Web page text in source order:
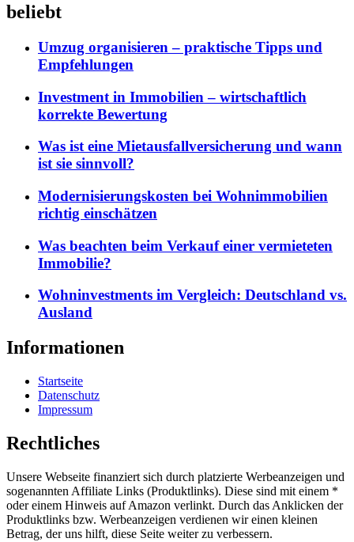
beliebt
Umzug organisieren – praktische Tipps und
Empfehlungen
Investment in Immobilien – wirtschaftlich
korrekte Bewertung
Was ist eine Mietausfallversicherung und wann
ist sie sinnvoll?
Modernisierungskosten bei Wohnimmobilien
richtig einschätzen
Was beachten beim Verkauf einer vermieteten
Immobilie?
Wohninvestments im Vergleich: Deutschland vs.
Ausland
Informationen
Startseite
Datenschutz
Impressum
Rechtliches
Unsere Webseite finanziert sich durch platzierte Werbeanzeigen und
sogenannten Affiliate Links (Produktlinks). Diese sind mit einem *
oder einem Hinweis auf Amazon verlinkt. Durch das Anklicken der
Produktlinks bzw. Werbeanzeigen verdienen wir einen kleinen
Betrag, der uns hilft, diese Seite weiter zu verbessern.